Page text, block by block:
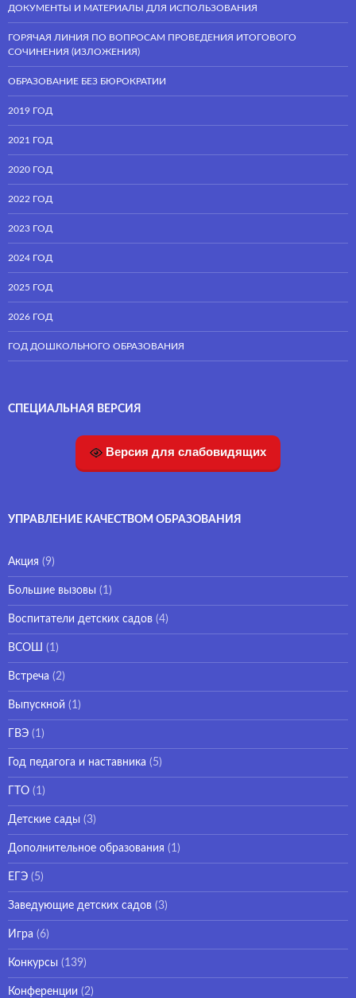
ДОКУМЕНТЫ И МАТЕРИАЛЫ ДЛЯ ИСПОЛЬЗОВАНИЯ
ГОРЯЧАЯ ЛИНИЯ ПО ВОПРОСАМ ПРОВЕДЕНИЯ ИТОГОВОГО
СОЧИНЕНИЯ (ИЗЛОЖЕНИЯ)
ОБРАЗОВАНИЕ БЕЗ БЮРОКРАТИИ
2019 ГОД
2021 ГОД
2020 ГОД
2022 ГОД
2023 ГОД
2024 ГОД
2025 ГОД
2026 ГОД
ГОД ДОШКОЛЬНОГО ОБРАЗОВАНИЯ
СПЕЦИАЛЬНАЯ ВЕРСИЯ
Версия для слабовидящих
УПРАВЛЕНИЕ КАЧЕСТВОМ ОБРАЗОВАНИЯ
Акция (9)
Большие вызовы (1)
Воспитатели детских садов (4)
ВСОШ (1)
Встреча (2)
Выпускной (1)
ГВЭ (1)
Год педагога и наставника (5)
ГТО (1)
Детские сады (3)
Дополнительное образования (1)
ЕГЭ (5)
Заведующие детских садов (3)
Игра (6)
Конкурсы (139)
Конференции (2)